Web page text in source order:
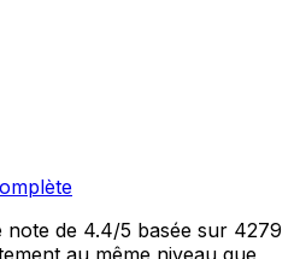
note de 4.4/5 basée sur 4279